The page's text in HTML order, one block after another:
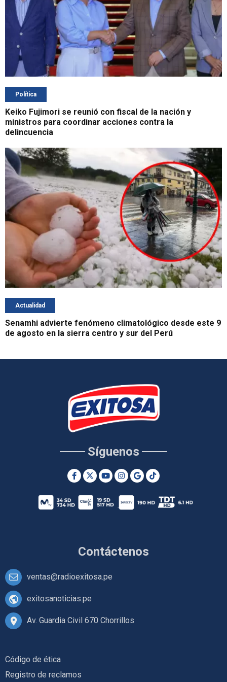
Política
Keiko Fujimori se reunió con fiscal de la nación y
ministros para coordinar acciones contra la
delincuencia
Actualidad
Senamhi advierte fenómeno climatológico desde este 9
de agosto en la sierra centro y sur del Perú
Contáctenos
ventas@radioexitosa.pe
exitosanoticias.pe
Av. Guardia Civil 670 Chorrillos
Síguenos
Código de ética
Registro de reclamos